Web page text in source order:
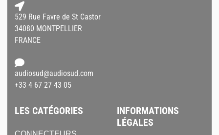
529 Rue Favre de St Castor
34080 MONTPELLIER
FRANCE
audiosud@audiosud.com
+33 4 67 27 43 05
LES CATÉGORIES
INFORMATIONS
LÉGALES